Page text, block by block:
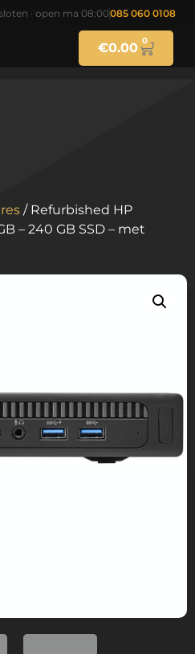
· open ma 08:00085 060 0108
€0.00 0
/ Refurbished HP
– 240 GB SSD – met